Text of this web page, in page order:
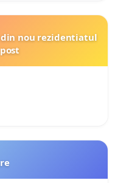
nou rezidentiatul